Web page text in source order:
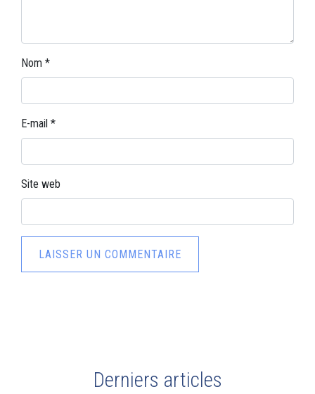
Nom *
E-mail *
Site web
Derniers articles